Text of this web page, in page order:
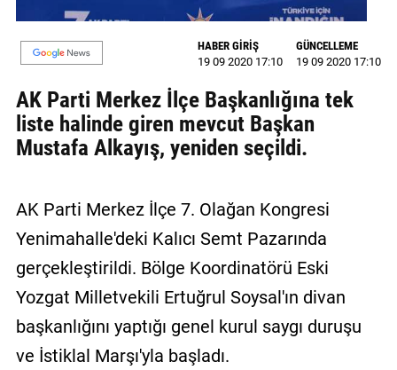
VİDEO
YAZARLAR
BİZE
ULAŞIN
Künye
Gizlilik
Kullanıcı
Sözleşmesi
HABER GİRİŞ
19 09 2020 17:10
GÜNCELLEME
19 09 2020 17:10
AK Parti Merkez İlçe Başkanlığına tek
liste halinde giren mevcut Başkan
Mustafa Alkayış, yeniden seçildi.
AK Parti Merkez İlçe 7. Olağan Kongresi
Yenimahalle'deki Kalıcı Semt Pazarında
gerçekleştirildi. Bölge Koordinatörü Eski
Yozgat Milletvekili Ertuğrul Soysal'ın divan
başkanlığını yaptığı genel kurul saygı duruşu
ve İstiklal Marşı'yla başladı.